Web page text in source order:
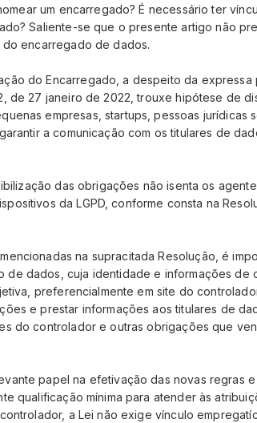
um encarregado? É necessário ter
Saliente-se que o presente artigo não
encarregado de dados.
do Encarregado, a despeito da expressa
de 27 janeiro de 2022, trouxe hipótese de
empresas, startups, pessoas jurídicas
a comunicação com os titulares de
das obrigações não isenta os
da LGPD, conforme consta na
na supracitada Resolução, é
de dados, cuja identidade e informações de
preferencialmente em site do
e prestar informações aos titulares de
do controlador e outras obrigações que
papel na efetivação das novas regras
qualificação mínima para atender às
a Lei não exige vínculo